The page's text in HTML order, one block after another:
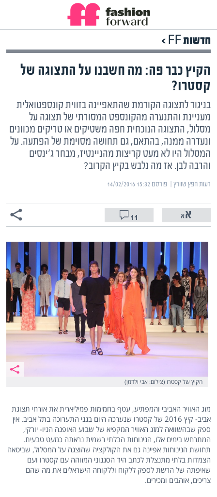
חדשות FF >
הקיץ כבר פה: מה חשבנו על התצוגה של
קסטרו?
בניגוד לתצוגה הקודמת שהתאפיינה בזווית קונספטואלית
מעניינת והתנערה מהקונספט המסורתי של תצוגה על
מסלול, התצוגה הנוכחית חפה משטיקים או טריקים מכוונים
ונעדרה ממנה, בהתאם, גם תחושה מסוימת של הפתעה. על
המסלול היו לא מעט קריצות מהניינטיז, מבחר ג'ינסים
והרבה לבן. אז מה נלבש בקיץ הקרוב?
רעות חפץ שוורץ | ‏פורסם ‎14/02/2016 15:32
11
הקיץ של קסטרו (צילום: אבי ולדמן)
מזג האוויר האביבי והמפתיע, עטף בחמימות פמיליארית את אורחי תצוגת
אביב- קיץ 2016 של קסטרו שנערכה היום בגני התערוכה בתל אביב. אין
ספק שבהשוואה למזג האוויר המקפיא של שבוע האופנה הניו- יורקי,
המתרחש בימים אלו, הנינוחות הבלתי רשמית נראתה כמעט טבעית.
תחושת הנינוחות אפיינה גם את הקולקציה שהוצגה על המסלול, שביטאה
הצמדות בלתי מתנצלת לכתב היד הסגנוני המזוהה עם קסטרו ועם
שאיפתה של הרשת לספק ללקוח וללקוחה הישראלים את מה שהם
צריכים, אוהבים ומכירים.